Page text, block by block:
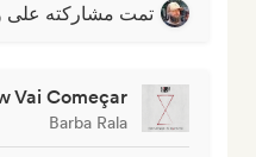
تمت مشاركته على
Vai Começar
Barba Rala